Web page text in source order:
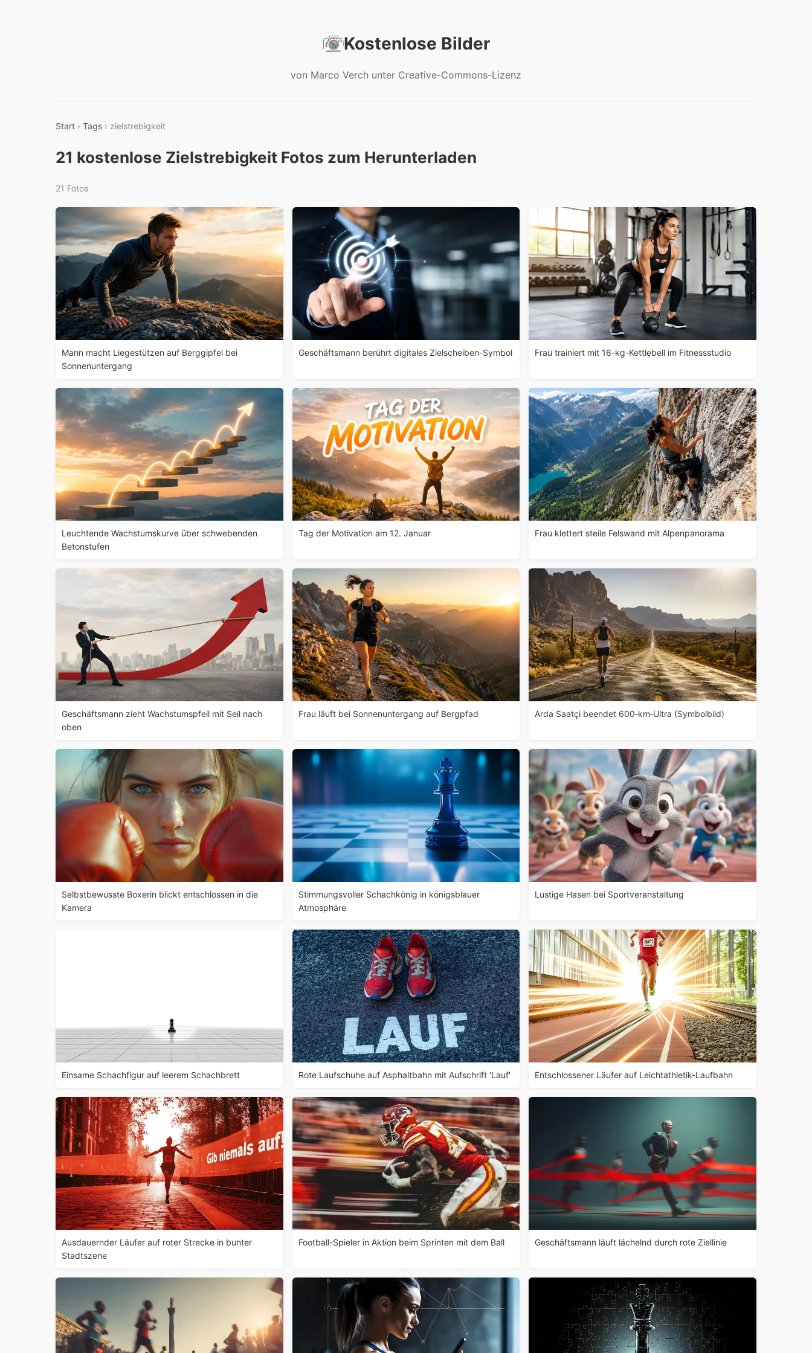
Kostenlose Bilder
von Marco Verch unter Creative-Commons-Lizenz
Start › Tags › zielstrebigkeit
21 kostenlose Zielstrebigkeit Fotos zum Herunterladen
21 Fotos
Mann macht Liegestützen auf Berggipfel bei
Sonnenuntergang
Geschäftsmann berührt digitales Zielscheiben-Symbol Frau trainiert mit 16-kg-Kettlebell im Fitnessstudio
Leuchtende Wachstumskurve über schwebenden
Betonstufen
Tag der Motivation am 12. Januar Frau klettert steile Felswand mit Alpenpanorama
Geschäftsmann zieht Wachstumspfeil mit Seil nach
oben
Frau läuft bei Sonnenuntergang auf Bergpfad Arda Saatçi beendet 600‑km‑Ultra (Symbolbild)
Selbstbewusste Boxerin blickt entschlossen in die
Kamera
Stimmungsvoller Schachkönig in königsblauer
Atmosphäre
Lustige Hasen bei Sportveranstaltung
Einsame Schachfigur auf leerem Schachbrett Rote Laufschuhe auf Asphaltbahn mit Aufschrift 'Lauf' Entschlossener Läufer auf Leichtathletik-Laufbahn
Ausdauernder Läufer auf roter Strecke in bunter
Stadtszene
Football-Spieler in Aktion beim Sprinten mit dem Ball Geschäftsmann läuft lächelnd durch rote Ziellinie